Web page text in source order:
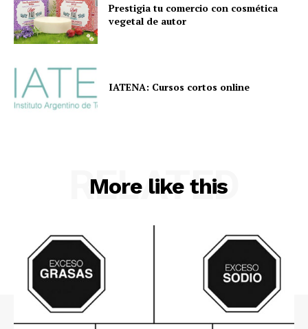
Prestigia tu comercio con cosmética
vegetal de autor
IATENA: Cursos cortos online
More like this
RELATED